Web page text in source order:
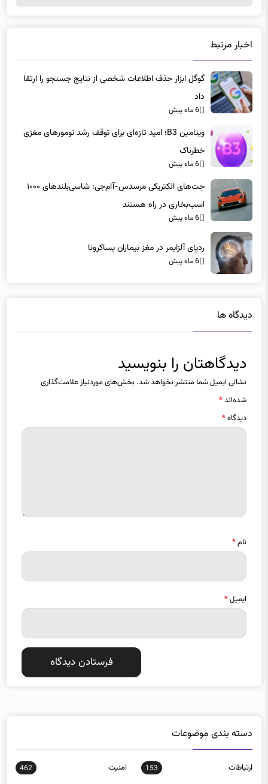
اخبار مرتبط
گوگل ابزار حذف اطلاعات شخصی از نتایج جستجو را ارتقا
داد
6 ماه پیش
ویتامین B3؛ امید تازه‌ای برای توقف رشد تومورهای مغزی
خطرناک
6 ماه پیش
جت‌های الکتریکی مرسدس-آام‌جی: شاسی‌بلندهای ۱۰۰۰
اسب‌بخاری در راه هستند
6 ماه پیش
ردپای آلزایمر در مغز بیماران پساکرونا
6 ماه پیش
دیدگاه ها
دیدگاهتان را بنویسید
نشانی ایمیل شما منتشر نخواهد شد. بخش‌های موردنیاز علامت‌گذاری
شده‌اند*
دیدگاه*
نام*
ایمیل*
دسته بندی موضوعات
ارتباطات 153 امنيت 462